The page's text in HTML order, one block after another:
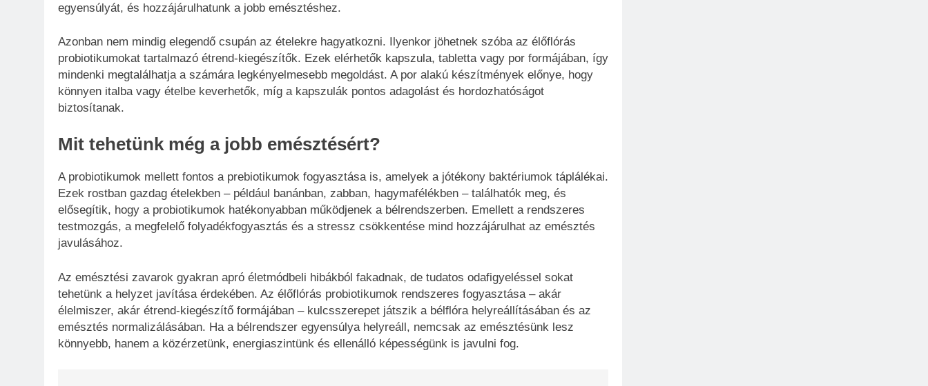
egyensúlyát, és hozzájárulhatunk a jobb emésztéshez.
Azonban nem mindig elegendő csupán az ételekre hagyatkozni. Ilyenkor jöhetnek szóba az élőflórás
probiotikumokat tartalmazó étrend-kiegészítők. Ezek elérhetők kapszula, tabletta vagy por formájában, így
mindenki megtalálhatja a számára legkényelmesebb megoldást. A por alakú készítmények előnye, hogy
könnyen italba vagy ételbe keverhetők, míg a kapszulák pontos adagolást és hordozhatóságot
biztosítanak.
Mit tehetünk még a jobb emésztésért?
A probiotikumok mellett fontos a prebiotikumok fogyasztása is, amelyek a jótékony baktériumok táplálékai.
Ezek rostban gazdag ételekben – például banánban, zabban, hagymafélékben – találhatók meg, és
elősegítik, hogy a probiotikumok hatékonyabban működjenek a bélrendszerben. Emellett a rendszeres
testmozgás, a megfelelő folyadékfogyasztás és a stressz csökkentése mind hozzájárulhat az emésztés
javulásához.
Az emésztési zavarok gyakran apró életmódbeli hibákból fakadnak, de tudatos odafigyeléssel sokat
tehetünk a helyzet javítása érdekében. Az élőflórás probiotikumok rendszeres fogyasztása – akár
élelmiszer, akár étrend-kiegészítő formájában – kulcsszerepet játszik a bélflóra helyreállításában és az
emésztés normalizálásában. Ha a bélrendszer egyensúlya helyreáll, nemcsak az emésztésünk lesz
könnyebb, hanem a közérzetünk, energiaszintünk és ellenálló képességünk is javulni fog.